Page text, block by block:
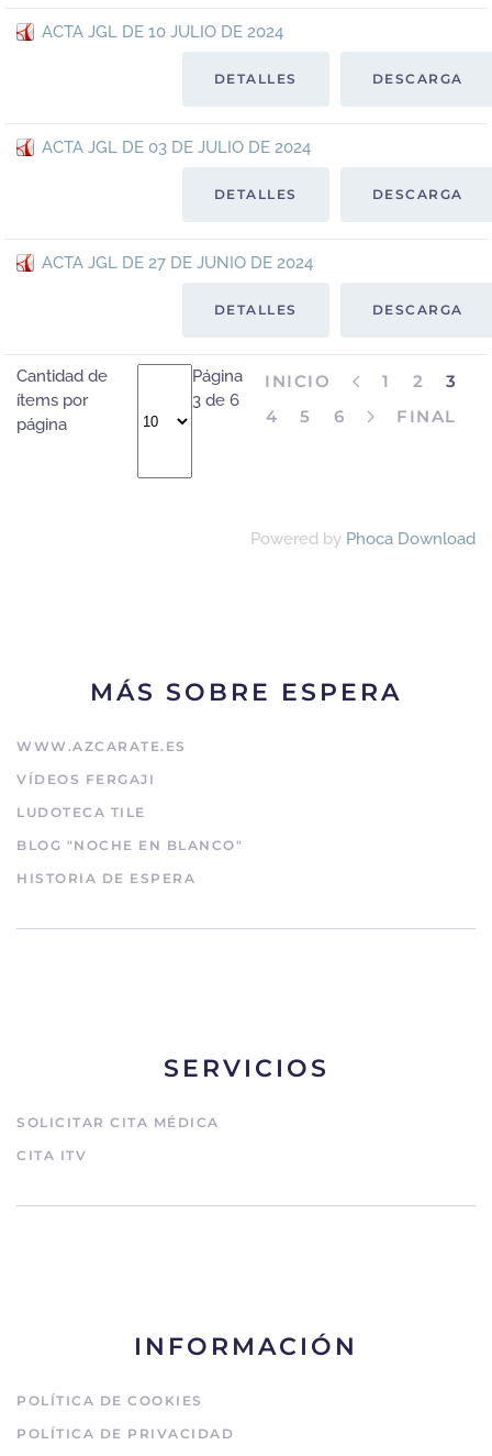
ACTA JGL DE 10 JULIO DE 2024
DESCARGA
DETALLES
ACTA JGL DE 03 DE JULIO DE 2024
DESCARGA
DETALLES
ACTA JGL DE 27 DE JUNIO DE 2024
DESCARGA
DETALLES
Cantidad de
ítems por
página
Página
3 de 6
INICIO 1 2
3
4
5 6 FINAL
Powered by Phoca Download
MÁS SOBRE ESPERA
WWW.AZCARATE.ES
VÍDEOS FERGAJI
LUDOTECA TILE
BLOG "NOCHE EN BLANCO"
HISTORIA DE ESPERA
SERVICIOS
SOLICITAR CITA MÉDICA
CITA ITV
INFORMACIÓN
POLÍTICA DE COOKIES
POLÍTICA DE PRIVACIDAD